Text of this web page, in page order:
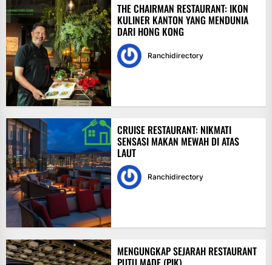
THE CHAIRMAN RESTAURANT: IKON
KULINER KANTON YANG MENDUNIA
DARI HONG KONG
Ranchidirectory
CRUISE RESTAURANT: NIKMATI
SENSASI MAKAN MEWAH DI ATAS
LAUT
Ranchidirectory
MENGUNGKAP SEJARAH RESTAURANT